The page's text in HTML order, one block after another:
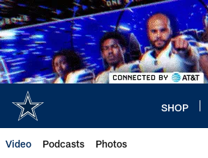
Skip
to
main
content
SHOP
Video Podcasts Photos